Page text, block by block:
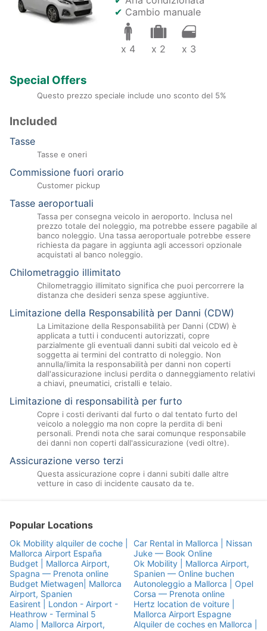
✔ Cambio manuale
x 4 x 2 x 3
Special Offers
Questo prezzo speciale include uno sconto del 5%
Included
Tasse
Tasse e oneri
Commissione fuori orario
Customer pickup
Tasse aeroportuali
Tassa per consegna veicolo in aeroporto. Inclusa nel
prezzo totale del noleggio, ma potrebbe essere pagabile al
banco noleggio. Una tassa aeroportuale potrebbe essere
richiesta da pagare in aggiunta agli accessori opzionale
acquistati al banco noleggio.
Chilometraggio illimitato
Chilometraggio illimitato significa che puoi percorrere la
distanza che desideri senza spese aggiuntive.
Limitazione della Responsabilità per Danni (CDW)
La Limitazione della Responsabilità per Danni (CDW) è
applicata a tutti i conducenti autorizzati, copre
parzialmente gli eventuali danni subiti dal veicolo ed è
soggetta ai termini del contratto di noleggio. Non
annulla/limita la responsabilità per danni non coperti
dall'assicurazione inclusi perdita o danneggiamento relativi
a chiavi, pneumatici, cristalli e telaio.
Limitazione di responsabilità per furto
Copre i costi derivanti dal furto o dal tentato furto del
veicolo a noleggio ma non copre la perdita di beni
personali. Prendi nota che sarai comunque responsabile
dei danni non coperti dall'assicurazione (vedi oltre).
Assicurazione verso terzi
Questa assicurazione copre i danni subiti dalle altre
vetture in caso di incidente causato da te.
Popular Locations
Ok Mobility alquiler de coche |
Mallorca Airport España
Car Rental in Mallorca | Nissan
Juke — Book Online
Budget | Mallorca Airport,
Spagna — Prenota online
Ok Mobility | Mallorca Airport,
Spanien — Online buchen
Budget Mietwagen| Mallorca
Airport, Spanien
Autonoleggio a Mallorca | Opel
Corsa — Prenota online
Easirent | London - Airport -
Heathrow - Terminal 5
Hertz location de voiture |
Mallorca Airport Espagne
Alamo | Mallorca Airport,
Alquiler de coches en Mallorca |